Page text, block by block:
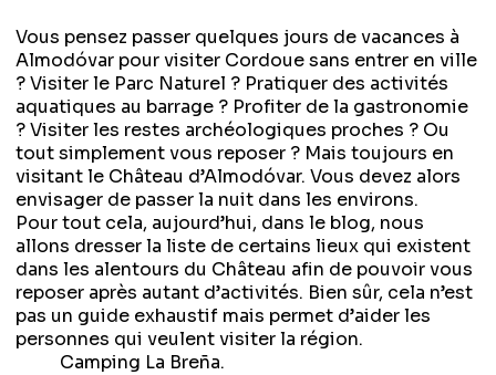
Vous pensez passer quelques jours de vacances à
Almodóvar pour visiter Cordoue sans entrer en ville
? Visiter le Parc Naturel ? Pratiquer des activités
aquatiques au barrage ? Profiter de la gastronomie
? Visiter les restes archéologiques proches ? Ou
tout simplement vous reposer ? Mais toujours en
visitant le Château d’Almodóvar. Vous devez alors
envisager de passer la nuit dans les environs.
Pour tout cela, aujourd’hui, dans le blog, nous
allons dresser la liste de certains lieux qui existent
dans les alentours du Château afin de pouvoir vous
reposer après autant d’activités. Bien sûr, cela n’est
pas un guide exhaustif mais permet d’aider les
personnes qui veulent visiter la région.
Camping La Breña.